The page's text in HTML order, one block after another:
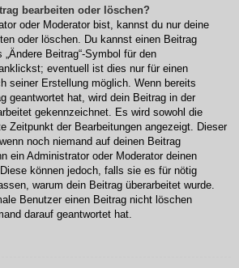
bearbeiten oder löschen?
oder Moderator bist, kannst du nur deine
oder löschen. Du kannst einen Beitrag
Beitrag“-Symbol für den
eventuell ist dies nur für einen
seiner Erstellung möglich. Wenn bereits
geantwortet hat, wird dein Beitrag in der
gekennzeichnet. Es wird sowohl die
Zeitpunkt der Bearbeitungen angezeigt. Dieser
noch niemand auf deinen Beitrag
ein Administrator oder Moderator deinen
können jedoch, falls sie es für nötig
warum dein Beitrag überarbeitet wurde.
Benutzer einen Beitrag nicht löschen
darauf geantwortet hat.